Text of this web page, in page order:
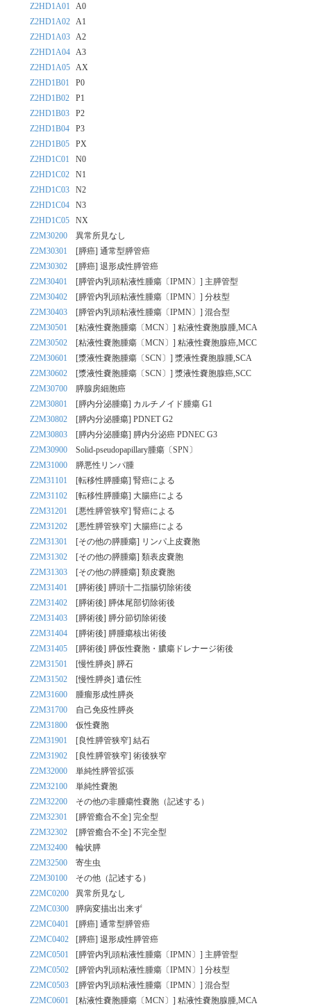
Z2HD1A01
A0
Z2HD1A02 A1
Z2HD1A03 A2
Z2HD1A04 A3
Z2HD1A05 AX
Z2HD1B01
P0
Z2HD1B02
P1
Z2HD1B03
P2
Z2HD1B04
P3
Z2HD1B05
PX
Z2HD1C01
N0
Z2HD1C02
N1
Z2HD1C03
N2
Z2HD1C04
N3
Z2HD1C05
NX
Z2M30200
異常所見なし
Z2M30301
[膵癌] 通常型膵管癌
Z2M30302
[膵癌] 退形成性膵管癌
Z2M30401
[膵管内乳頭粘液性腫瘍〔IPMN〕] 主膵管型
Z2M30402
[膵管内乳頭粘液性腫瘍〔IPMN〕] 分枝型
Z2M30403
[膵管内乳頭粘液性腫瘍〔IPMN〕] 混合型
Z2M30501
[粘液性嚢胞腫瘍〔MCN〕] 粘液性嚢胞腺腫,MCA
Z2M30502
[粘液性嚢胞腫瘍〔MCN〕] 粘液性嚢胞腺癌,MCC
Z2M30601
[漿液性嚢胞腫瘍〔SCN〕] 漿液性嚢胞腺腫,SCA
Z2M30602
[漿液性嚢胞腫瘍〔SCN〕] 漿液性嚢胞腺癌,SCC
Z2M30700
膵腺房細胞癌
Z2M30801
[膵内分泌腫瘍] カルチノイド腫瘍 G1
Z2M30802
[膵内分泌腫瘍] PDNET G2
Z2M30803
[膵内分泌腫瘍] 膵内分泌癌 PDNEC G3
Z2M30900
Solid-pseudopapillary腫瘍〔SPN〕
Z2M31000
膵悪性リンパ腫
Z2M31101
[転移性膵腫瘍] 腎癌による
Z2M31102
[転移性膵腫瘍] 大腸癌による
Z2M31201
[悪性膵管狭窄] 腎癌による
Z2M31202
[悪性膵管狭窄] 大腸癌による
Z2M31301
[その他の膵腫瘍] リンパ上皮嚢胞
Z2M31302
[その他の膵腫瘍] 類表皮嚢胞
Z2M31303
[その他の膵腫瘍] 類皮嚢胞
Z2M31401
[膵術後] 膵頭十二指腸切除術後
Z2M31402
[膵術後] 膵体尾部切除術後
Z2M31403
[膵術後] 膵分節切除術後
Z2M31404
[膵術後] 膵腫瘍核出術後
Z2M31405
[膵術後] 膵仮性嚢胞・膿瘍ドレナージ術後
Z2M31501
[慢性膵炎] 膵石
Z2M31502
[慢性膵炎] 遺伝性
Z2M31600
腫瘤形成性膵炎
Z2M31700
自己免疫性膵炎
Z2M31800
仮性嚢胞
Z2M31901
[良性膵管狭窄] 結石
Z2M31902
[良性膵管狭窄] 術後狭窄
Z2M32000
単純性膵管拡張
Z2M32100
単純性嚢胞
Z2M32200
その他の非腫瘍性嚢胞（記述する）
Z2M32301
[膵管癒合不全] 完全型
Z2M32302
[膵管癒合不全] 不完全型
Z2M32400
輪状膵
Z2M32500
寄生虫
Z2M30100
その他（記述する）
Z2MC0200
異常所見なし
Z2MC0300
膵病変描出出来ず
Z2MC0401
[膵癌] 通常型膵管癌
Z2MC0402
[膵癌] 退形成性膵管癌
Z2MC0501
[膵管内乳頭粘液性腫瘍〔IPMN〕] 主膵管型
Z2MC0502
[膵管内乳頭粘液性腫瘍〔IPMN〕] 分枝型
Z2MC0503
[膵管内乳頭粘液性腫瘍〔IPMN〕] 混合型
Z2MC0601
[粘液性嚢胞腫瘍〔MCN〕] 粘液性嚢胞腺腫,MCA